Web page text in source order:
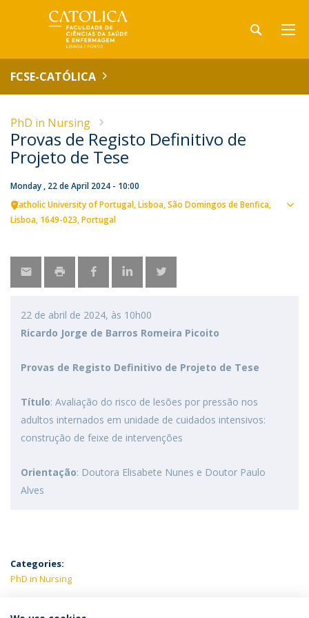
FCSE-CATÓLICA
PhD in Nursing
Provas de Registo Definitivo de
Projeto de Tese
Monday , 22 de April 2024 - 10:00
Catholic University of Portugal Lisboa São Domingos de Benfica,
Lisboa 1649-023 Portugal
22 de abril de 2024, às 10h00
Ricardo Jorge de Barros Romeira Picoito
Provas de Registo Definitivo de Projeto de Tese
Título: Avaliação do risco de lesões por pressão nos
adultos internados em unidade de cuidados intensivos:
construção de feixe de intervenções
Orientação: Doutora Elisabete Nunes e Doutor Paulo
Alves
Categories:
PhD in Nursing